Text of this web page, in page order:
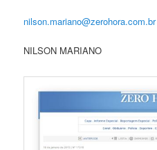
nilson.mariano@zerohora.com.br
NILSON MARIANO